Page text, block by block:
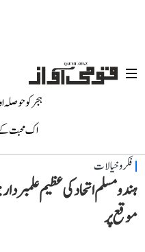
ہجر کو
اک محبت
فکر و خیالات
ہندو مسلم اتحاد کی عظیم
موقع پر